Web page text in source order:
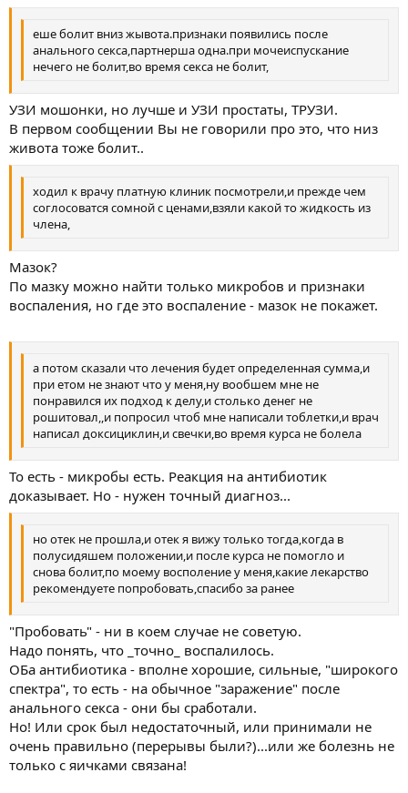
еше болит вниз жывота.признаки появились после
анального секса,партнерша одна.при мочеиспускание
нечего не болит,во время секса не болит,
УЗИ мошонки, но лучше и УЗИ простаты, ТРУЗИ.
В первом сообщении Вы не говорили про это, что низ
живота тоже болит..
ходил к врачу платную клиник посмотрели,и прежде чем
соглосоватся сомной с ценами,взяли какой то жидкость из
члена,
Мазок?
По мазку можно найти только микробов и признаки
воспаления, но где это воспаление - мазок не покажет.
а потом сказали что лечения будет определенная сумма,и
при етом не знают что у меня,ну вообшем мне не
понравился их подход к делу,и столько денег не
рошитовал,,и попросил чтоб мне написали тоблетки,и врач
написал доксициклин,и свечки,во время курса не болела
То есть - микробы есть. Реакция на антибиотик
доказывает. Но - нужен точный диагноз...
но отек не прошла,и отек я вижу только тогда,когда в
полусидяшем положении,и после курса не помогло и
снова болит,по моему восполение у меня,какие лекарство
рекомендуете попробовать,спасибо за ранее
"Пробовать" - ни в коем случае не советую.
Надо понять, что _точно_ воспалилось.
ОБа антибиотика - вполне хорошие, сильные, "широкого
спектра", то есть - на обычное "заражение" после
анального секса - они бы сработали.
Но! Или срок был недостаточный, или принимали не
очень правильно (перерывы были?)...или же болезнь не
только с яичками связана!